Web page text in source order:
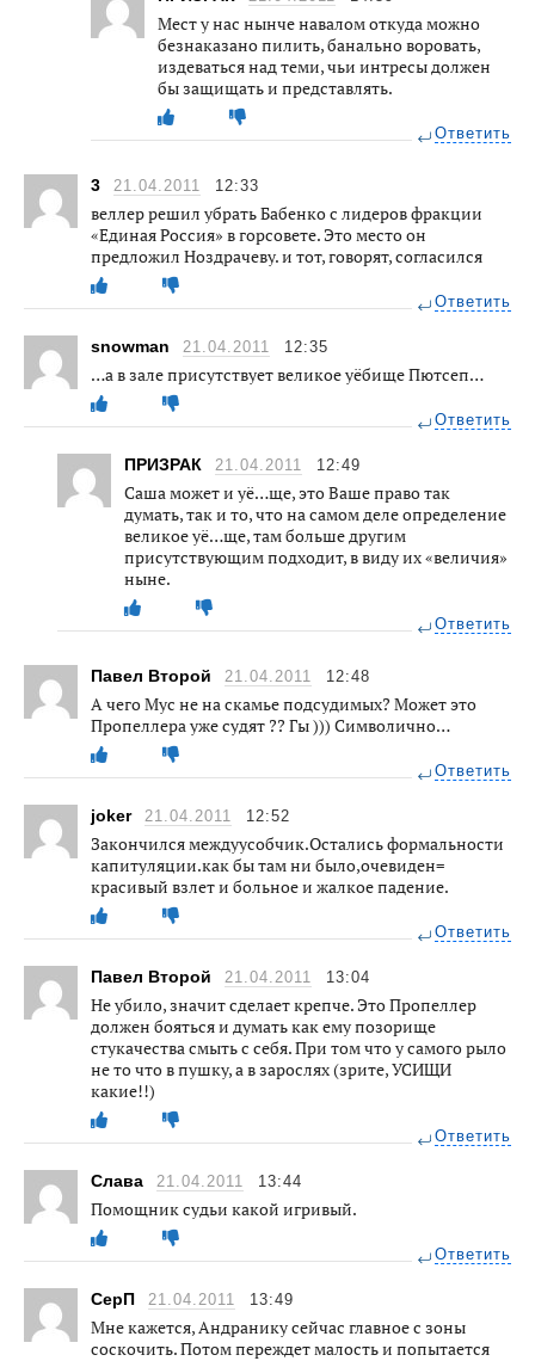
Мест у нас нынче навалом откуда можно
безнаказано пилить, банально воровать,
издеваться над теми, чьи интресы должен
бы защищать и представлять.
Ответить
3 21.04.2011 12:33
веллер решил убрать Бабенко с лидеров фракции
«Единая Россия» в горсовете. Это место он
предложил Ноздрачеву. и тот, говорят, согласился
Ответить
snowman 21.04.2011 12:35
…а в зале присутствует великое уёбище Пютсеп…
Ответить
ПРИЗРАК 21.04.2011 12:49
Саша может и уё…ще, это Ваше право так
думать, так и то, что на самом деле определение
великое уё…ще, там больше другим
присутствующим подходит, в виду их «величия»
ныне.
Ответить
Павел Второй 21.04.2011 12:48
А чего Мус не на скамье подсудимых? Может это
Пропеллера уже судят ?? Гы ))) Символично…
Ответить
joker 21.04.2011 12:52
Закончился междуусобчик.Остались формальности
капитуляции.как бы там ни было,очевиден=
красивый взлет и больное и жалкое падение.
Ответить
Павел Второй 21.04.2011 13:04
Не убило, значит сделает крепче. Это Пропеллер
должен бояться и думать как ему позорище
стукачества смыть с себя. При том что у самого рыло
не то что в пушку, а в зарослях (зрите, УСИЩИ
какие!!)
Ответить
Слава 21.04.2011 13:44
Помощник судьи какой игривый.
Ответить
СерП 21.04.2011 13:49
Мне кажется, Андранику сейчас главное с зоны
соскочить. Потом переждет малость и попытается